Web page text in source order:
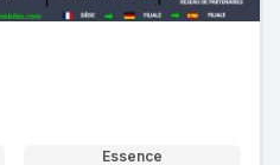
Essence